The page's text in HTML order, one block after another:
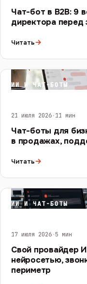
Чат-бот в B2B: 9
директора перед
Читать→
ИИ И ЧАТ-БОТЫ
21 июля 2026·11 мин
Чат-боты для
в продажах,
Читать→
ИИ И ЧАТ-БОТЫ
17 июля 2026·5 мин
Свой провайдер
нейросетью,
периметр